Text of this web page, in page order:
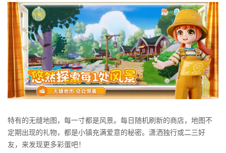
特有的无缝地图，每一寸都是风景。每日随机刷新的商店，地图不
定期出现的礼物，都是小镇充满爱意的秘密。潇洒独⾏或⼆三好
友，来发现更多彩蛋吧！